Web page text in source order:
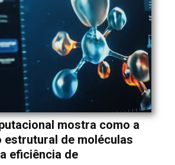
mostra como a
estrutural de moléculas
eficiência de